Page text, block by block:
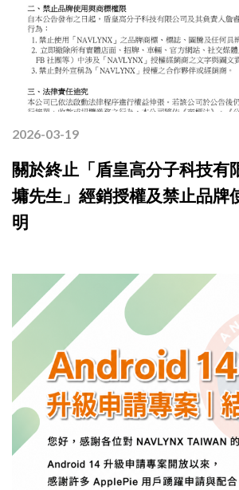
2026-03-19
關於終止「盾皇高分子科技有
墉先生」經銷授權及禁止品牌
明